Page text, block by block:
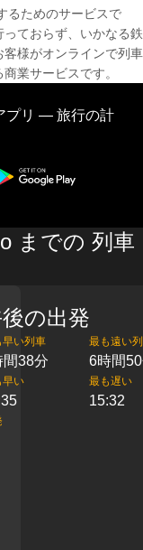
るためのサービスで
ておらず、いかなる鉄
様がオンラインで列車
業サービスです。
プリ — 旅行の計
までの 列車
の出発
早い列車
間38分
最も遠い
6時間
早い 最も遅い
15:32